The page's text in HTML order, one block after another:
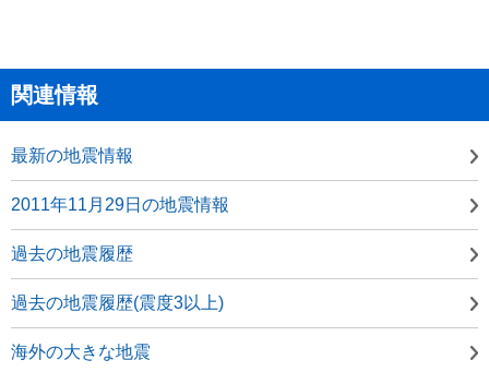
関連情報
最新の地震情報
2011年11月29日の地震情報
過去の地震履歴
過去の地震履歴(震度3以上)
海外の大きな地震